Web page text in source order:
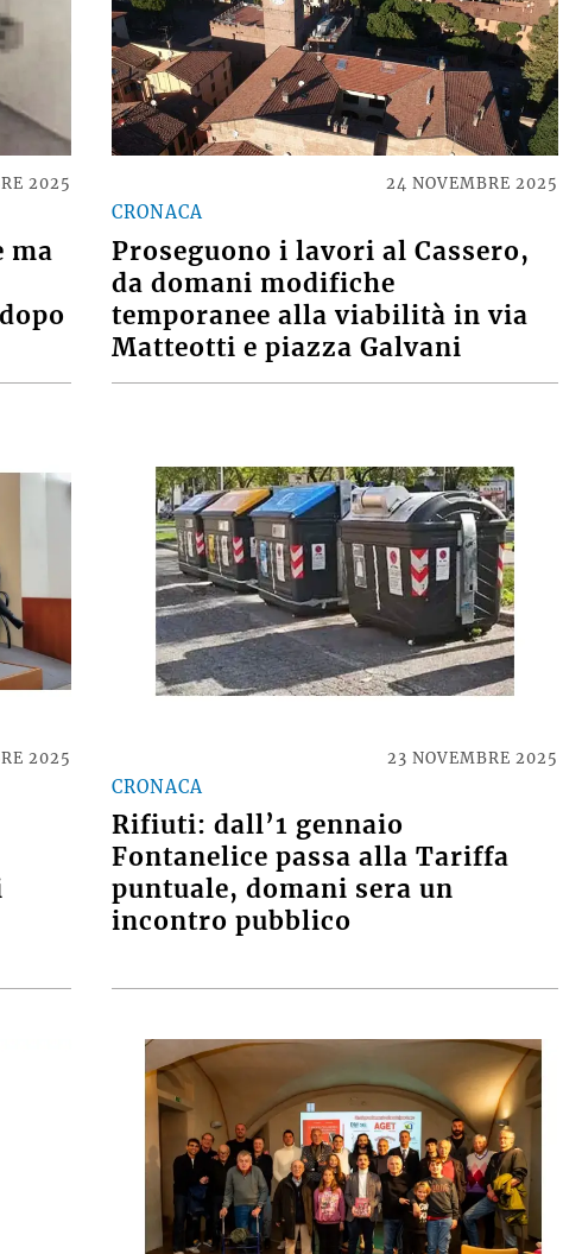
ma
2025
CRONACA
Proseguono i lavori al Cassero,
da domani modifiche
temporanee alla viabilità in via
Matteotti e piazza Galvani
24 NOVEMBRE 2025
2025
CRONACA
Rifiuti: dall’1 gennaio
Fontanelice passa alla Tariffa
puntuale, domani sera un
incontro pubblico
23 NOVEMBRE 2025